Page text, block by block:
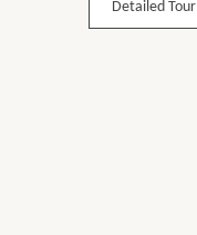
Detailed Tour